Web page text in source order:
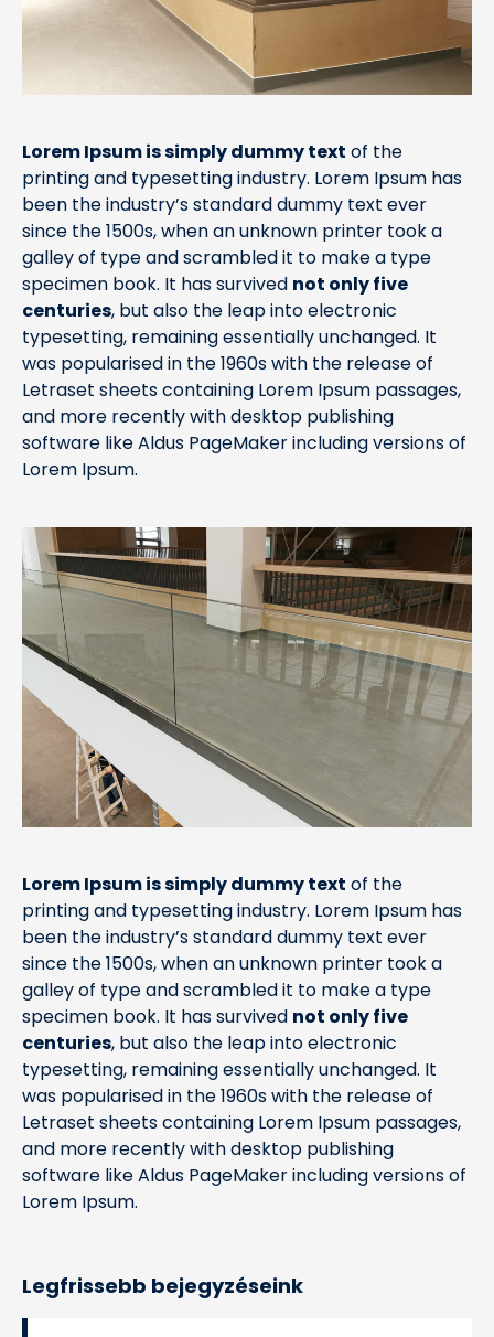
Lorem Ipsum is simply dummy text of the
printing and typesetting industry. Lorem Ipsum has
been the industry’s standard dummy text ever
since the 1500s, when an unknown printer took a
galley of type and scrambled it to make a type
specimen book. It has survived not only five
centuries, but also the leap into electronic
typesetting, remaining essentially unchanged. It
was popularised in the 1960s with the release of
Letraset sheets containing Lorem Ipsum passages,
and more recently with desktop publishing
software like Aldus PageMaker including versions of
Lorem Ipsum.
Lorem Ipsum is simply dummy text of the
printing and typesetting industry. Lorem Ipsum has
been the industry’s standard dummy text ever
since the 1500s, when an unknown printer took a
galley of type and scrambled it to make a type
specimen book. It has survived not only five
centuries, but also the leap into electronic
typesetting, remaining essentially unchanged. It
was popularised in the 1960s with the release of
Letraset sheets containing Lorem Ipsum passages,
and more recently with desktop publishing
software like Aldus PageMaker including versions of
Lorem Ipsum.
Legfrissebb bejegyzéseink